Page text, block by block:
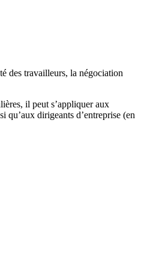
des travailleurs, la négociation
il peut s’appliquer aux
qu’aux dirigeants d’entreprise (en